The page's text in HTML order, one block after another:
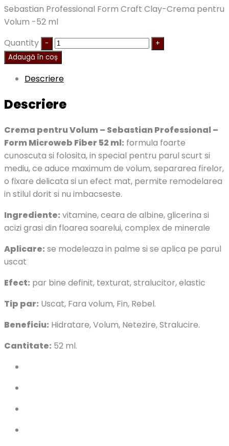
Sebastian Professional Form Craft Clay-Crema pentru
Volum -52 ml
Quantity
Adaugă în coș
Descriere
Descriere
Crema pentru Volum – Sebastian Professional –
Form Microweb Fiber 52 ml: formula foarte
cunoscuta si folosita, in special pentru parul scurt si
mediu, ce aduce maximum de volum, separarea firelor,
o fixare delicata si un efect mat, permite remodelarea
in stilul dorit si nu imbacseste.
Ingrediente: vitamine, ceara de albine, glicerina si
acizi grasi din floarea soarelui, complex de minerale
Aplicare: se modeleaza in palme si se aplica pe parul
uscat
Efect: par bine definit, texturat, stralucitor, elastic
Tip par: Uscat, Fara volum, Fin, Rebel.
Beneficiu: Hidratare, Volum, Netezire, Stralucire.
Cantitate: 52 ml.